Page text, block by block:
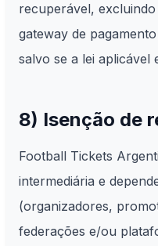
recuperável,
gateway de
salvo se a lei aplicável
8) Isenção de
Football Tickets
intermediária e
(organizadores,
federações e/ou